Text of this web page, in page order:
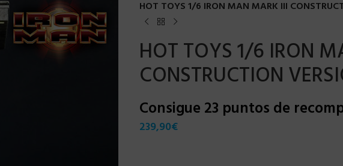
HOT TOYS 1/6 IRON MAN MARK III
HOT TOYS 1/6 IRON
CONSTRUCTION
Consigue 23 puntos de
239,90€